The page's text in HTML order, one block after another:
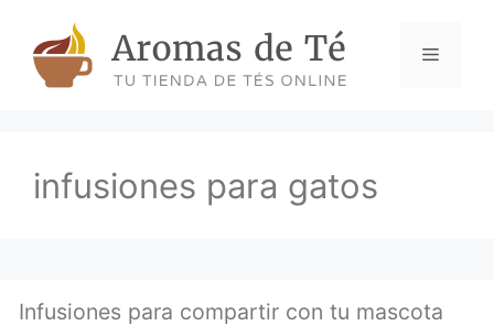
content
Menu
infusiones para gatos
Infusiones para compartir con tu mascota